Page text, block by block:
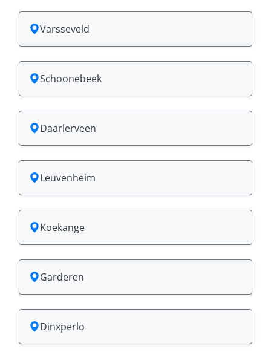
Varsseveld
Schoonebeek
Daarlerveen
Leuvenheim
Koekange
Garderen
Dinxperlo